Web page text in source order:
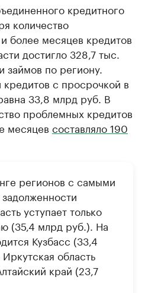
кредитного
количество
более месяцев кредитов
достигло 328,7 тыс.
займов по региону.
с просрочкой в
33,8 млрд руб. В
проблемных кредитов
месяцев составляло 190
регионов с самыми
уступает только
(35,4 млрд руб.). На
Кузбасс (33,4
область
край (23,7